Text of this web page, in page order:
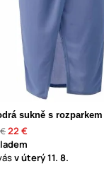
sukně s rozparkem
22 €
v úterý11. 8.